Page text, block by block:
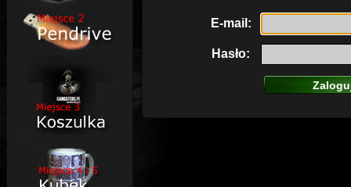
E-mail:
Hasło: